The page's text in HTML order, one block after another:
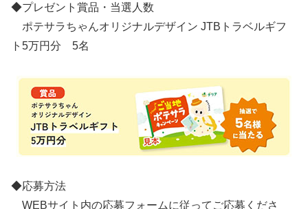
◆プレゼント賞品・当選人数
ポテサラちゃんオリジナルデザイン JTBトラベルギフ
ト5万円分 5名
◆応募方法
WEBサイト内の応募フォームに従ってご応募くださ